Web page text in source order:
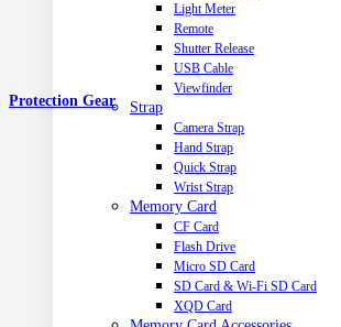
Light Meter
Remote
Shutter Release
USB Cable
Viewfinder
Strap
Camera Strap
Hand Strap
Quick Strap
Wrist Strap
Memory Card
CF Card
Flash Drive
Micro SD Card
SD Card & Wi-Fi SD Card
XQD Card
Protection Gear